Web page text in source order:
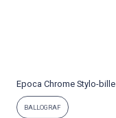
Epoca Chrome Stylo-bille
BALLOGRAF